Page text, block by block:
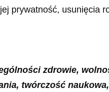
prywatność, usunięcia
zdrowie,
twórczość